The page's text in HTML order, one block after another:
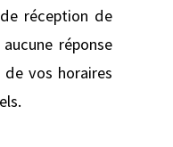
réception de
réponse
vos horaires